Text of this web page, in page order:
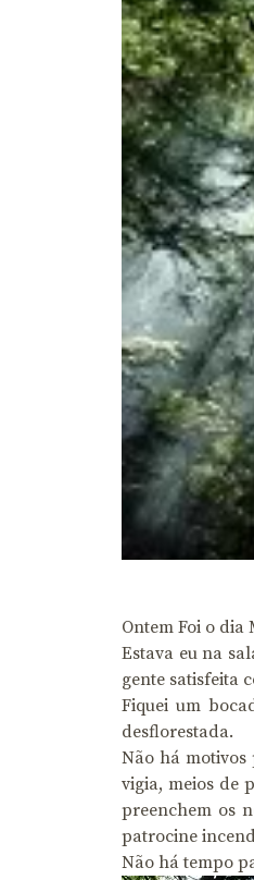
Ontem Foi o dia
Estava eu na
gente satisfeita
Fiquei um
desflorestada.
Não há motivos
vigia, meios de
preenchem os
patrocine
Não há tempo